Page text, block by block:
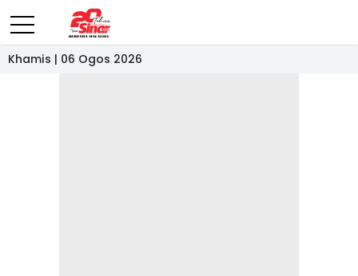
Khamis | 06 Ogos 2026